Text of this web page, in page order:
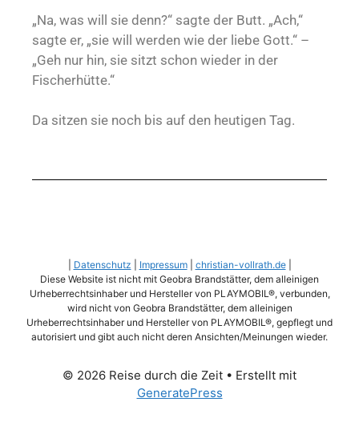
„Na, was will sie denn?“ sagte der Butt. „Ach,“
sagte er, „sie will werden wie der liebe Gott.“ –
„Geh nur hin, sie sitzt schon wieder in der
Fischerhütte.“
Da sitzen sie noch bis auf den heutigen Tag.
Datenschutz Impressum| christian-vollrath.de|
Diese Website ist nicht mit Geobra Brandstätter, dem alleinigen
Urheberrechtsinhaber und Hersteller von PLAYMOBIL®, verbunden,
wird nicht von Geobra Brandstätter, dem alleinigen
Urheberrechtsinhaber und Hersteller von PLAYMOBIL®, gepflegt und
autorisiert und gibt auch nicht deren Ansichten/Meinungen wieder.
© 2026 Reise durch die Zeit • Erstellt mit
GeneratePress